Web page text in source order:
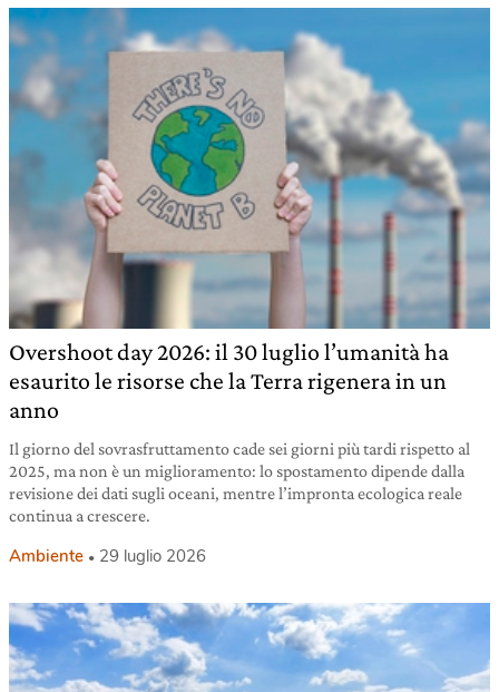
Overshoot day 2026: il 30 luglio l’umanità ha
esaurito le risorse che la Terra rigenera in un
anno
Il giorno del sovrasfruttamento cade sei giorni più tardi rispetto al
2025, ma non è un miglioramento: lo spostamento dipende dalla
revisione dei dati sugli oceani, mentre l’impronta ecologica reale
continua a crescere.
Ambiente 29 luglio 2026